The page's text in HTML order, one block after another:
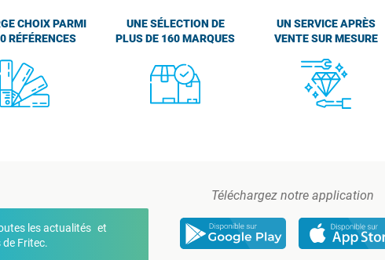
CHOIX PARMI
RÉFÉRENCES
UNE SÉLECTION DE
PLUS DE 160 MARQUES
UN SERVICE APRÈS
VENTE SUR MESURE
les actualités et
Fritec.
Téléchargez notre application